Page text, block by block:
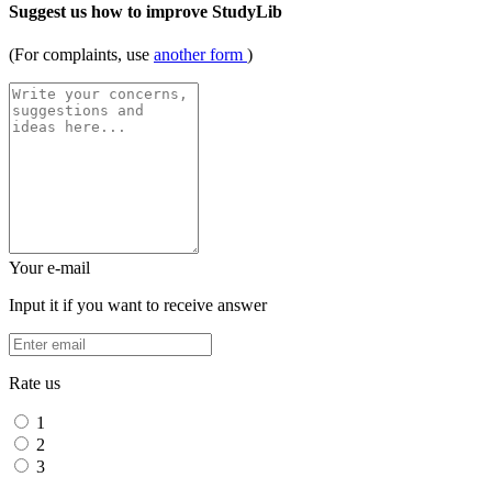
Suggest us how to improve StudyLib
(For complaints, use another form )
Your e-mail
Input it if you want to receive answer
Rate us
1
2
3